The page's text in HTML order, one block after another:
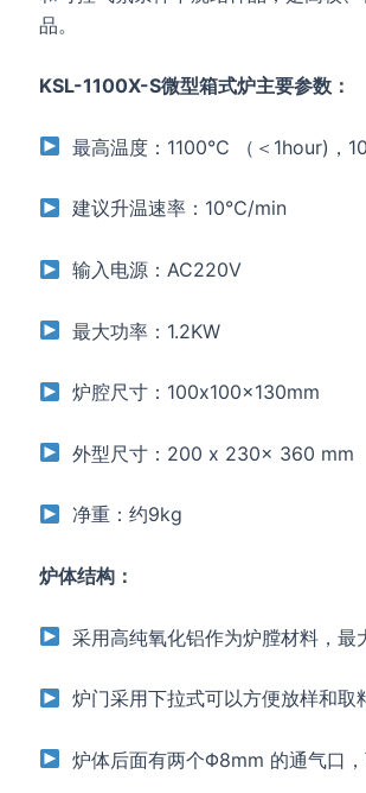
品。
KSL-1100X-S微型箱式炉主要参数：
最高温度：1100℃ （＜1hour)，
建议升温速率：10℃/min
输入电源：AC220V
最大功率：1.2KW
炉腔尺寸：100x100x130mm
外型尺寸：200 x 230x 360 mm
净重：约9kg
炉体结构：
采用高纯氧化铝作为炉膛材料，最
炉门采用下拉式可以方便放样和取
炉体后面有两个Φ8mm 的通气口，